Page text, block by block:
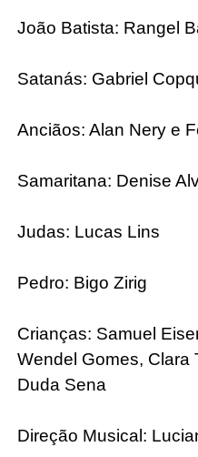
João Batista: Rangel
Satanás: Gabriel
Anciãos: Alan Nery e
Samaritana: Denise
Judas: Lucas Lins
Pedro: Bigo Zirig
Crianças: Samuel
Wendel Gomes, Clara
Duda Sena
Direção Musical: